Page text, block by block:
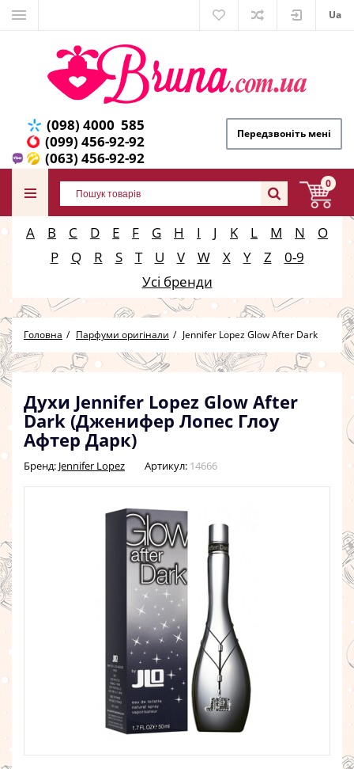
Ua
(098) 4000 585
(099) 456-92-92
(063) 456-92-92
Передзвоніть мені
0
A B C D E F G H I J K L M N
O
P
Q R S T U V W X Y Z
0-9
Усі бренди
Головна Парфуми оригінали Jennifer Lopez Glow After Dark
Духи Jennifer Lopez Glow After
Dark (Дженифер Лопес Глоу
Афтер Дарк)
Бренд: Jennifer Lopez Артикул: 14666